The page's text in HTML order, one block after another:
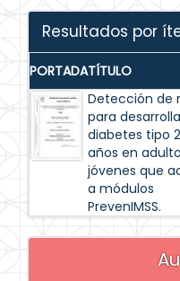
Resultados por
PORTADATÍTULO
Detección de
para
diabetes tipo 2
años en
jóvenes que
a módulos
PrevenIMSS.